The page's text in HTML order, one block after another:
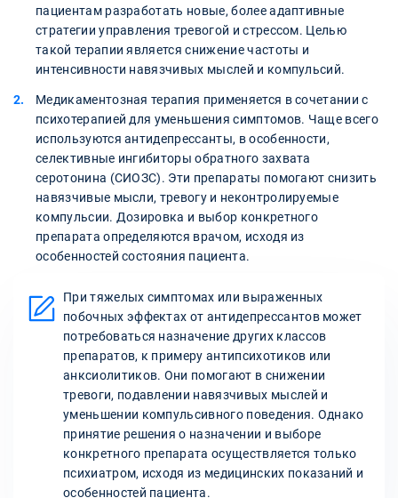
пациентам разработать новые, более адаптивные
стратегии управления тревогой и стрессом. Целью
такой терапии является снижение частоты и
интенсивности навязчивых мыслей и компульсий.
Медикаментозная терапия применяется в сочетании с
психотерапией для уменьшения симптомов. Чаще всего
используются антидепрессанты, в особенности,
селективные ингибиторы обратного захвата
серотонина (СИОЗС). Эти препараты помогают снизить
навязчивые мысли, тревогу и неконтролируемые
компульсии. Дозировка и выбор конкретного
препарата определяются врачом, исходя из
особенностей состояния пациента.
При тяжелых симптомах или выраженных
побочных эффектах от антидепрессантов может
потребоваться назначение других классов
препаратов, к примеру антипсихотиков или
анксиолитиков. Они помогают в снижении
тревоги, подавлении навязчивых мыслей и
уменьшении компульсивного поведения. Однако
принятие решения о назначении и выборе
конкретного препарата осуществляется только
психиатром, исходя из медицинских показаний и
особенностей пациента.